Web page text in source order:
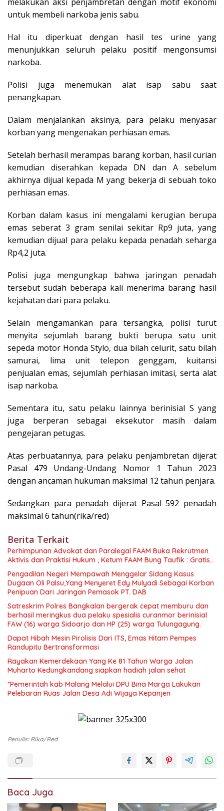
untuk membeli narkoba jenis sabu.
Hal itu diperkuat dengan hasil tes urine yang
menunjukkan seluruh pelaku positif mengonsumsi
narkoba.
Polisi juga menemukan alat isap sabu saat
penangkapan.
Dalam menjalankan aksinya, para pelaku menyasar
korban yang mengenakan perhiasan emas.
Setelah berhasil merampas barang korban, hasil curian
kemudian diserahkan kepada DN dan A sebelum
akhirnya dijual kepada M yang bekerja di sebuah toko
perhiasan emas.
Korban dalam kasus ini mengalami kerugian berupa
emas seberat 3 gram senilai sekitar Rp9 juta, yang
kemudian dijual para pelaku kepada penadah seharga
Rp4,2 juta.
Polisi juga mengungkap bahwa jaringan penadah
tersebut sudah beberapa kali menerima barang hasil
kejahatan dari para pelaku.
Selain mengamankan para tersangka, polisi turut
menyita sejumlah barang bukti berupa satu unit
sepeda motor Honda Stylo, dua bilah celurit, satu bilah
samurai, lima unit telepon genggam, kuitansi
penjualan emas, sejumlah perhiasan imitasi, serta alat
isap narkoba.
Sementara itu, satu pelaku lainnya berinisial S yang
juga berperan sebagai eksekutor masih dalam
pengejaran petugas.
Atas perbuatannya, para pelaku penjambretan dijerat
Pasal 479 Undang-Undang Nomor 1 Tahun 2023
dengan ancaman hukuman maksimal 12 tahun penjara.
Sedangkan para penadah dijerat Pasal 592 penadah
maksimal 6 tahun(rika/red)
Berita Terkait
Perhimpunan Advokat dan Paralegal FAAM Buka Rekrutmen
Aktivis dan Praktisi Hukum , Ketum FAAM Bung Taufik : Gratis…
Pengadilan Negeri Mempawah Menggelar Sidang Kasus
Dugaan Oli Palsu,Yang Menyeret Edy Mulyadi Sebagai Korban
Penipuan Dari Jaringan Pemasok PT. DAB
Satreskrim Polres Bangkalan bergerak cepat memburu dan
berhasil meringkus dua pelaku spesialis curanmor berinisial
FAW (16) warga Sidoarjo dan HP (25) warga Tulungagung.
Dapat Hibah Mesin Pirolisis Dari ITS, Emas Hitam Pempes
Randupitu Bertransformasi
Rayakan Kemerdekaan Yang Ke 81 Tahun Warga Jalan
Muharto Kedungkandang siapkan hadiah jalan sehat
*Pemerintah kab Malang Melalui DPU Bina Marga Lakukan
Pelebaran Ruas Jalan Desa Adi Wijaya Kepanjen
Penulis: Rika/red
Baca Juga